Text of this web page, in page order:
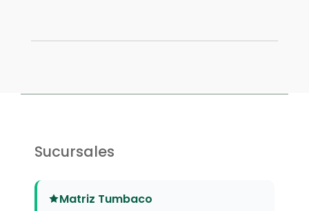
Sucursales
Matriz Tumbaco